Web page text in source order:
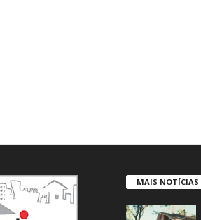
MAIS NOTÍCIAS